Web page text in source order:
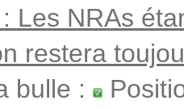
Les NRAs
restera
bulle :